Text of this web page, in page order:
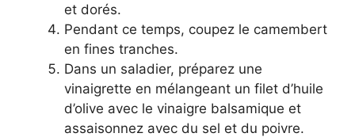
et dorés.
Pendant ce temps, coupez le camembert
en fines tranches.
Dans un saladier, préparez une
vinaigrette en mélangeant un filet d’huile
d’olive avec le vinaigre balsamique et
assaisonnez avec du sel et du poivre.